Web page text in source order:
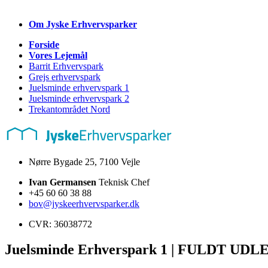
Om Jyske Erhvervsparker
Forside
Vores Lejemål
Barrit Erhvervspark
Grejs erhvervspark
Juelsminde erhvervspark 1
Juelsminde erhvervspark 2
Trekantområdet Nord
Nørre Bygade 25, 7100 Vejle
Ivan Germansen Teknisk Chef
+45 60 60 38 88
bov@jyskeerhvervsparker.dk
CVR: 36038772
Juelsminde Erhverspark 1 | FULDT